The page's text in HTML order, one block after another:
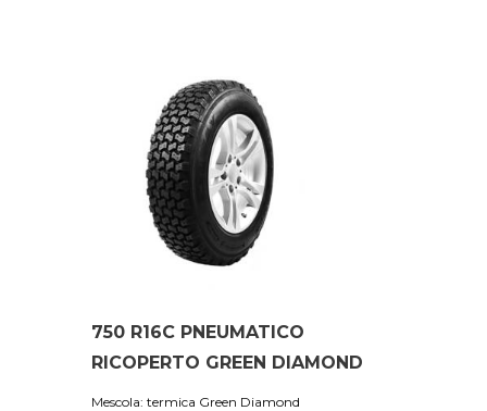
750 R16C PNEUMATICO
RICOPERTO GREEN DIAMOND
Mescola: termica Green Diamond